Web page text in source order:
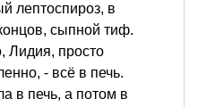
лептоспироз, в
сыпной тиф.
Лидия, просто
- всё в печь.
в печь, а потом в